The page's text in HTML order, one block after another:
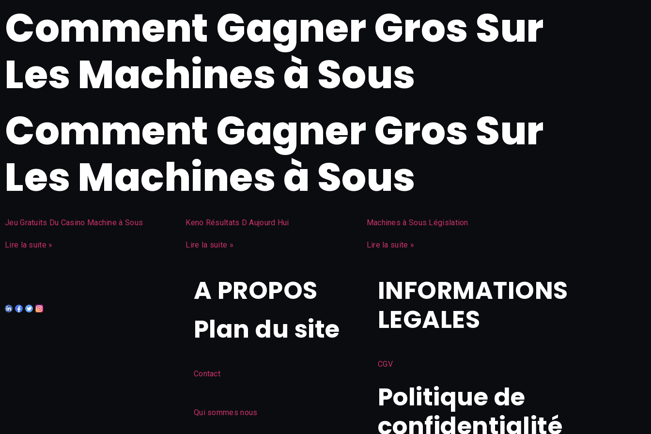
Comment Gagner Gros Sur
Les Machines à Sous
Comment Gagner Gros Sur
Les Machines à Sous
Jeu Gratuits Du Casino Machine à Sous
Lire la suite »
Keno Résultats D Aujourd Hui
Lire la suite »
Machines à Sous Législation
Lire la suite »
A PROPOS
Plan du site
Contact
Qui sommes nous
INFORMATIONS
LEGALES
CGV
Politique de
confidentialité